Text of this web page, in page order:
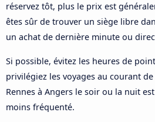
réservez tôt, plus le prix est
êtes sûr de trouver un siège libre
un achat de dernière minute ou
Si possible, évitez les heures de
privilégiez les voyages au courant
Rennes à Angers le soir ou la nuit
moins fréquenté.